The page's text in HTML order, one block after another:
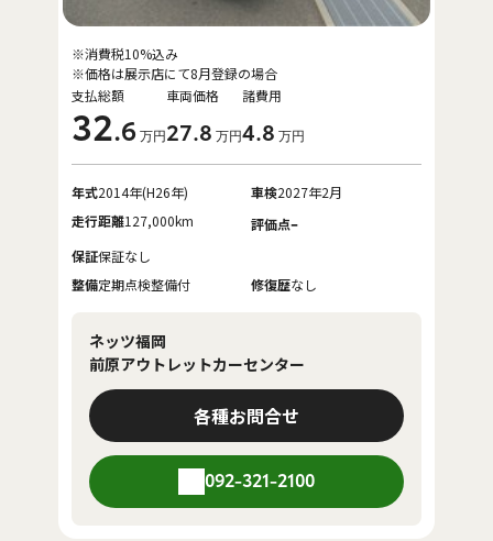
支払総額
32.6 万円
車両価格
27.8 万円
諸費用
4.8 万円
※消費税10%込み
※価格は展示店にて8月登録の場合
年式2014年(H26年) 車検2027年2月
走行距離127,000km 評価点-
保証保証なし
整備定期点検整備付 修復歴なし
ネッツ福岡
前原アウトレットカーセンター
各種お問合せ
092-321-2100